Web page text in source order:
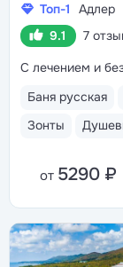
Топ-1 Адлер
9.1
7
Баня русская
Зонты
С лечением и
от 5290 ₽